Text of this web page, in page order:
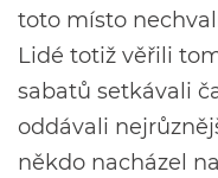
toto místo
Lidé totiž věřili
sabatů setkávali
oddávali
někdo nacházel